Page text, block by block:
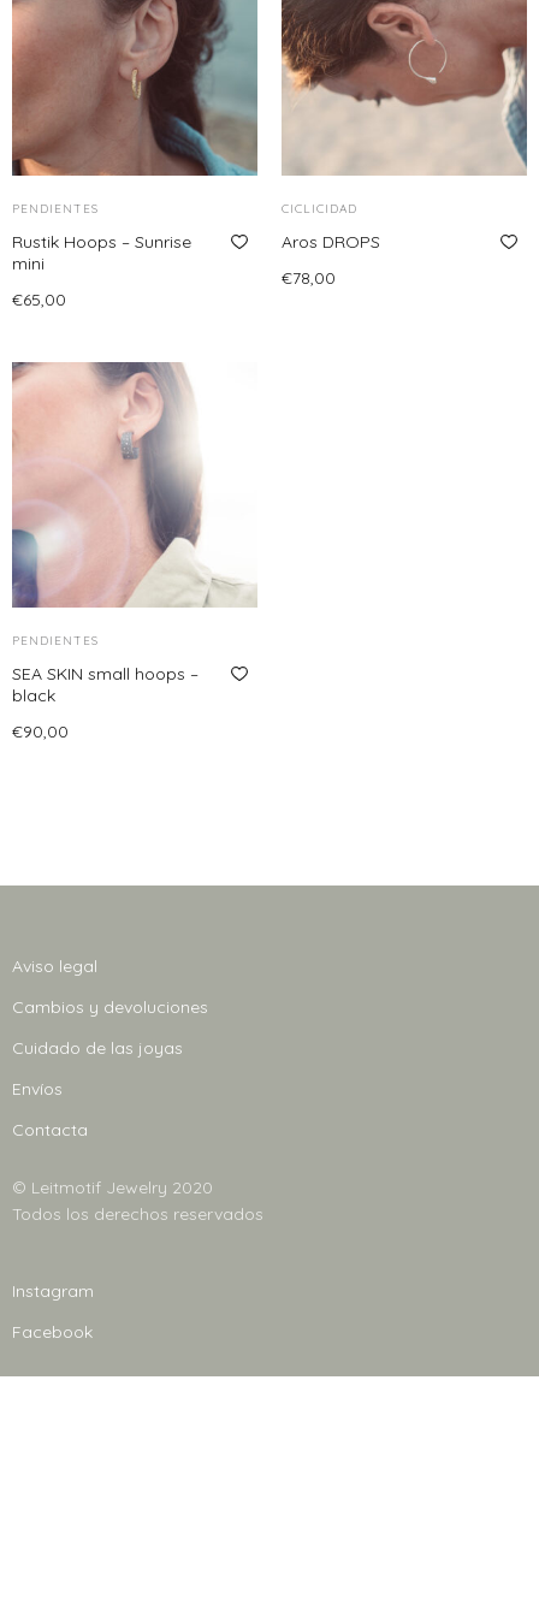
hasta
€70,00
variantes.
Las
opciones
elegir
en
la
página
PENDIENTES
Rustik Hoops – Sunrise
mini
€65,00
CICLICIDAD
Aros DROPS
€78,00
PENDIENTES
SEA SKIN small hoops –
black
€90,00
Aviso legal
Cambios y devoluciones
Cuidado de las joyas
Envíos
Contacta
© Leitmotif Jewelry 2020
Todos los derechos reservados
Instagram
Facebook